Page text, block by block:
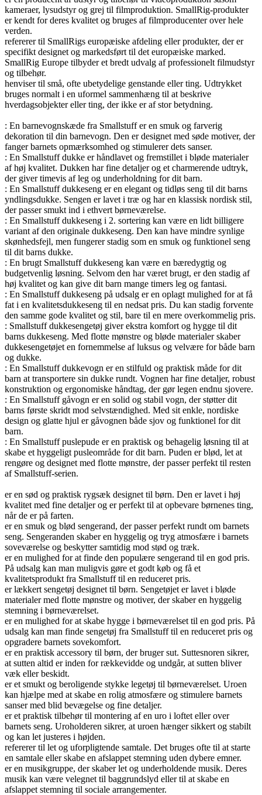
kameraer, lysudstyr og grej til filmproduktion. SmallRig-produkter
er kendt for deres kvalitet og bruges af filmproducenter over hele
verden.
refererer til SmallRigs europæiske afdeling eller produkter, der er
specifikt designet og markedsført til det europæiske marked.
SmallRig Europe tilbyder et bredt udvalg af professionelt filmudstyr
og tilbehør.
henviser til små, ofte ubetydelige genstande eller ting. Udtrykket
bruges normalt i en uformel sammenhæng til at beskrive
hverdagsobjekter eller ting, der ikke er af stor betydning.
: En barnevognskæde fra Smallstuff er en smuk og farverig
dekoration til din barnevogn. Den er designet med søde motiver, der
fanger barnets opmærksomhed og stimulerer dets sanser.
: En Smallstuff dukke er håndlavet og fremstillet i bløde materialer
af høj kvalitet. Dukken har fine detaljer og et charmerende udtryk,
der giver timevis af leg og underholdning for dit barn.
: En Smallstuff dukkeseng er en elegant og tidløs seng til dit barns
yndlingsdukke. Sengen er lavet i træ og har en klassisk nordisk stil,
der passer smukt ind i ethvert børneværelse.
: En Smallstuff dukkeseng i 2. sortering kan være en lidt billigere
variant af den originale dukkeseng. Den kan have mindre synlige
skønhedsfejl, men fungerer stadig som en smuk og funktionel seng
til dit barns dukke.
: En brugt Smallstuff dukkeseng kan være en bæredygtig og
budgetvenlig løsning. Selvom den har været brugt, er den stadig af
høj kvalitet og kan give dit barn mange timers leg og fantasi.
: En Smallstuff dukkeseng på udsalg er en oplagt mulighed for at få
fat i en kvalitetsdukkeseng til en nedsat pris. Du kan stadig forvente
den samme gode kvalitet og stil, bare til en mere overkommelig pris.
: Smallstuff dukkesengetøj giver ekstra komfort og hygge til dit
barns dukkeseng. Med flotte mønstre og bløde materialer skaber
dukkesengetøjet en fornemmelse af luksus og velvære for både barn
og dukke.
: En Smallstuff dukkevogn er en stilfuld og praktisk måde for dit
barn at transportere sin dukke rundt. Vognen har fine detaljer, robust
konstruktion og ergonomiske håndtag, der gør legen endnu sjovere.
: En Smallstuff gåvogn er en solid og stabil vogn, der støtter dit
barns første skridt mod selvstændighed. Med sit enkle, nordiske
design og glatte hjul er gåvognen både sjov og funktionel for dit
barn.
: En Smallstuff puslepude er en praktisk og behagelig løsning til at
skabe et hyggeligt pusleområde for dit barn. Puden er blød, let at
rengøre og designet med flotte mønstre, der passer perfekt til resten
af Smallstuff-serien.
er en sød og praktisk rygsæk designet til børn. Den er lavet i høj
kvalitet med fine detaljer og er perfekt til at opbevare børnenes ting,
når de er på farten.
er en smuk og blød sengerand, der passer perfekt rundt om barnets
seng. Sengeranden skaber en hyggelig og tryg atmosfære i barnets
soveværelse og beskytter samtidig mod stød og træk.
er en mulighed for at finde den populære sengerand til en god pris.
På udsalg kan man muligvis gøre et godt køb og få et
kvalitetsprodukt fra Smallstuff til en reduceret pris.
er lækkert sengetøj designet til børn. Sengetøjet er lavet i bløde
materialer med flotte mønstre og motiver, der skaber en hyggelig
stemning i børneværelset.
er en mulighed for at skabe hygge i børneværelset til en god pris. På
udsalg kan man finde sengetøj fra Smallstuff til en reduceret pris og
opgradere barnets sovekomfort.
er en praktisk accessory til børn, der bruger sut. Suttesnoren sikrer,
at sutten altid er inden for rækkevidde og undgår, at sutten bliver
væk eller beskidt.
er et smukt og beroligende stykke legetøj til børneværelset. Uroen
kan hjælpe med at skabe en rolig atmosfære og stimulere barnets
sanser med blid bevægelse og fine detaljer.
er et praktisk tilbehør til montering af en uro i loftet eller over
barnets seng. Uroholderen sikrer, at uroen hænger sikkert og stabilt
og kan let justeres i højden.
refererer til let og uforpligtende samtale. Det bruges ofte til at starte
en samtale eller skabe en afslappet stemning uden dybere emner.
er en musikgruppe, der skaber let og underholdende musik. Deres
musik kan være velegnet til baggrundslyd eller til at skabe en
afslappet stemning til sociale arrangementer.